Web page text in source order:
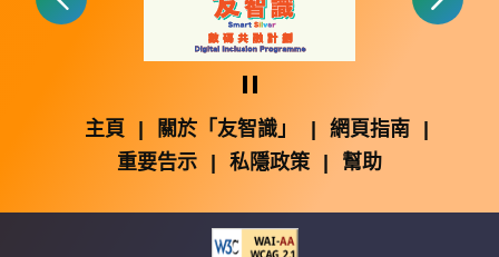
暫停
主頁 關於「友智識」 網頁指南
重要告示
私隱政策 幫助